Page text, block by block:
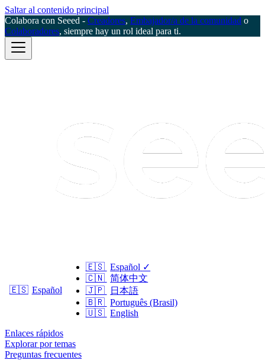
Saltar al contenido principal
Colabora con Seeed - Creadores, Embajador/a de la comunidad o
Colaboradores, siempre hay un rol ideal para ti.
🇪🇸 Español
🇪🇸 Español ✓
🇨🇳 简体中文
🇯🇵
日本語
🇧🇷 Português (Brasil)
🇺🇸 English
Enlaces rápidos
Explorar por temas
Preguntas frecuentes